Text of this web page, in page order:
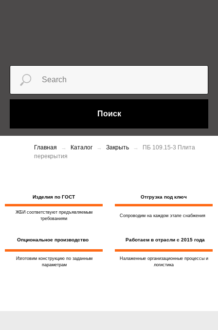
Поиск
Главная Каталог Закрыть
ПБ 109.15-3 Плита
перекрытия
Изделия по ГОСТ
ЖБИ соответствуют предъявляемым
требованиям
Изготовим конструкцию по заданным
параметрам
Опциональное производство
Отгрузка под ключ
Сопроводим на каждом этапе снабжения
Налаженные организационные процессы и
логистика
Работаем в отрасли с 2015 года